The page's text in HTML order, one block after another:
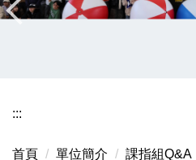
區
:::
首頁 單位簡介 課指組Q&A